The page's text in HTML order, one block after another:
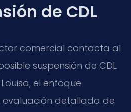
de CDL
comercial contacta al
suspensión de CDL
el enfoque
evaluación detallada de